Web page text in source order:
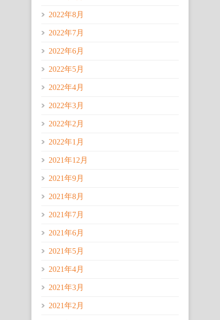
2022年8月
2022年7月
2022年6月
2022年5月
2022年4月
2022年3月
2022年2月
2022年1月
2021年12月
2021年9月
2021年8月
2021年7月
2021年6月
2021年5月
2021年4月
2021年3月
2021年2月